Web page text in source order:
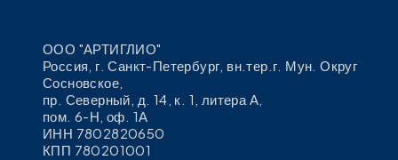
ООО "АРТИГЛИО"
Россия, г. Санкт-Петербург, вн.тер.г. Мун. Округ
Сосновское,
пр. Северный, д. 14, к. 1, литера А,
пом. 6-Н, оф. 1А
ИНН 7802820650
КПП 780201001